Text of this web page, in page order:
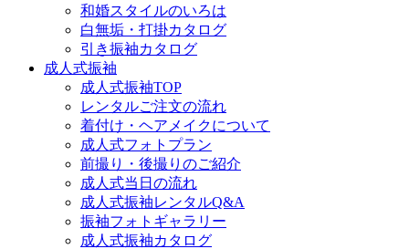
和婚スタイルのいろは
白無垢・打掛カタログ
引き振袖カタログ
成人式振袖
成人式振袖TOP
レンタルご注文の流れ
着付け・ヘアメイクについて
成人式フォトプラン
前撮り・後撮りのご紹介
成人式当日の流れ
成人式振袖レンタルQ&A
振袖フォトギャラリー
成人式振袖カタログ